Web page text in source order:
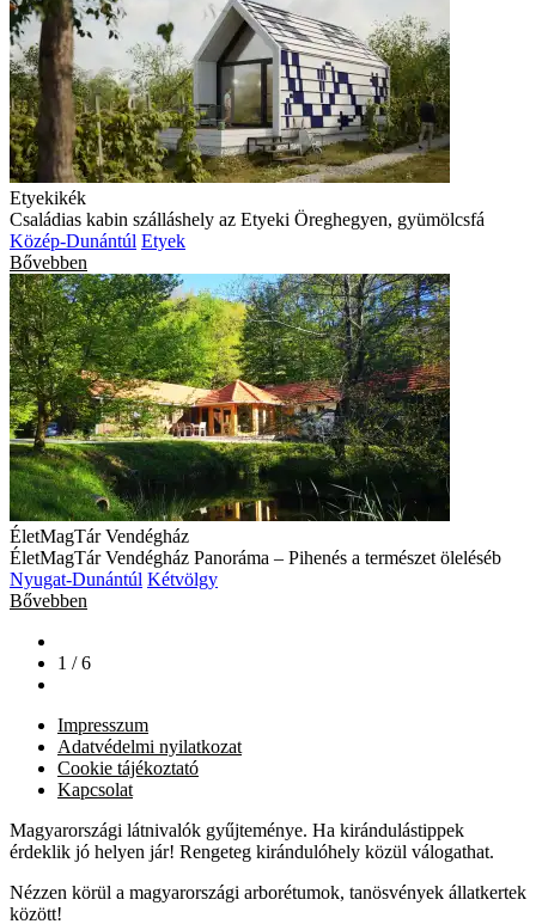
Etyekikék
Családias kabin szálláshely az Etyeki Öreghegyen, gyümölcsfá
Közép-Dunántúl Etyek
Bővebben
ÉletMagTár Vendégház
ÉletMagTár Vendégház Panoráma – Pihenés a természet öleléséb
Nyugat-Dunántúl Kétvölgy
Bővebben
1 / 6
Impresszum
Adatvédelmi nyilatkozat
Cookie tájékoztató
Kapcsolat
Magyarországi látnivalók gyűjteménye. Ha kirándulástippek
érdeklik jó helyen jár! Rengeteg kirándulóhely közül válogathat.
Nézzen körül a magyarországi arborétumok, tanösvények állatkertek
között!